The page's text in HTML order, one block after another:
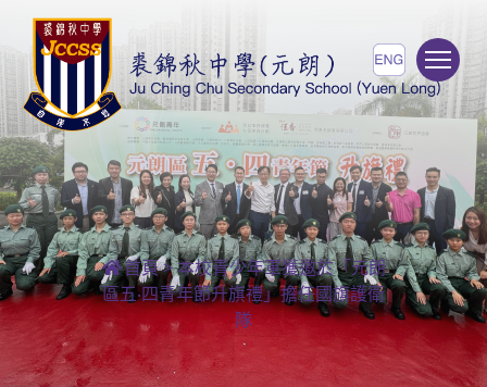
首頁>本校青少年軍獲邀於「元朗
區五‧四青年節升旗禮」擔任國旗護衛
隊